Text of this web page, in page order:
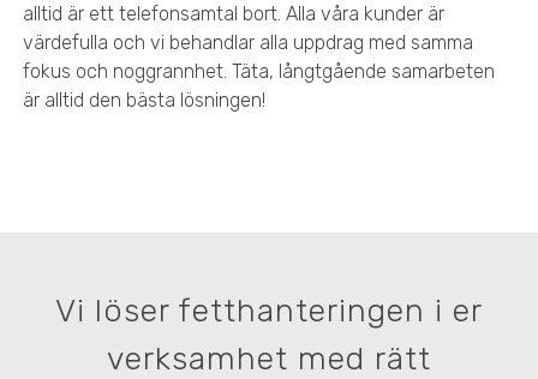
alltid är ett telefonsamtal bort. Alla våra kunder är
värdefulla och vi behandlar alla uppdrag med samma
fokus och noggrannhet. Täta, långtgående samarbeten
är alltid den bästa lösningen!
Vi löser fetthanteringen i er
verksamhet med rätt